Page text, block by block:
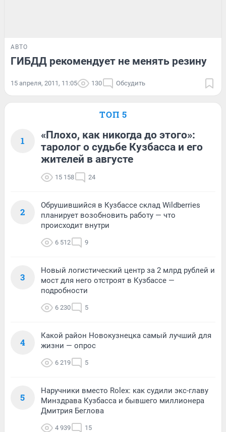
АВТО
ГИБДД рекомендует не менять резину
15 апреля, 2011, 11:05 130 Обсудить
ТОП 5
1
«Плохо, как никогда до этого»:
таролог о судьбе Кузбасса и его
жителей в августе
15 158 24
2
Обрушившийся в Кузбассе склад Wildberries
планирует возобновить работу — что
происходит внутри
6 512 9
3
Новый логистический центр за 2 млрд рублей и
мост для него отстроят в Кузбассе —
подробности
6 230 5
4
Какой район Новокузнецка самый лучший для
жизни — опрос
6 219 5
5
Наручники вместо Rolex: как судили экс-главу
Минздрава Кузбасса и бывшего миллионера
Дмитрия Беглова
4 939 15